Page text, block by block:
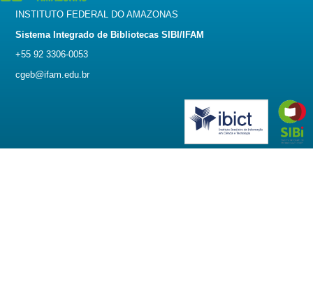
INSTITUTO FEDERAL DO AMAZONAS
Sistema Integrado de Bibliotecas SIBI/IFAM
+55 92 3306-0053
cgeb@ifam.edu.br